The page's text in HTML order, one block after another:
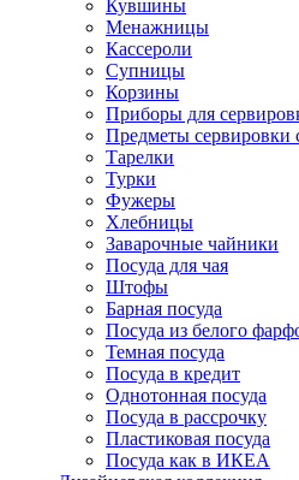
Кувшины
Менажницы
Кассероли
Супницы
Корзины
Приборы для
Предметы сервировки
Тарелки
Турки
Фужеры
Хлебницы
Заварочные чайники
Посуда для чая
Штофы
Барная посуда
Посуда из белого
Темная посуда
Посуда в кредит
Однотонная посуда
Посуда в рассрочку
Пластиковая посуда
Посуда как в ИКЕА